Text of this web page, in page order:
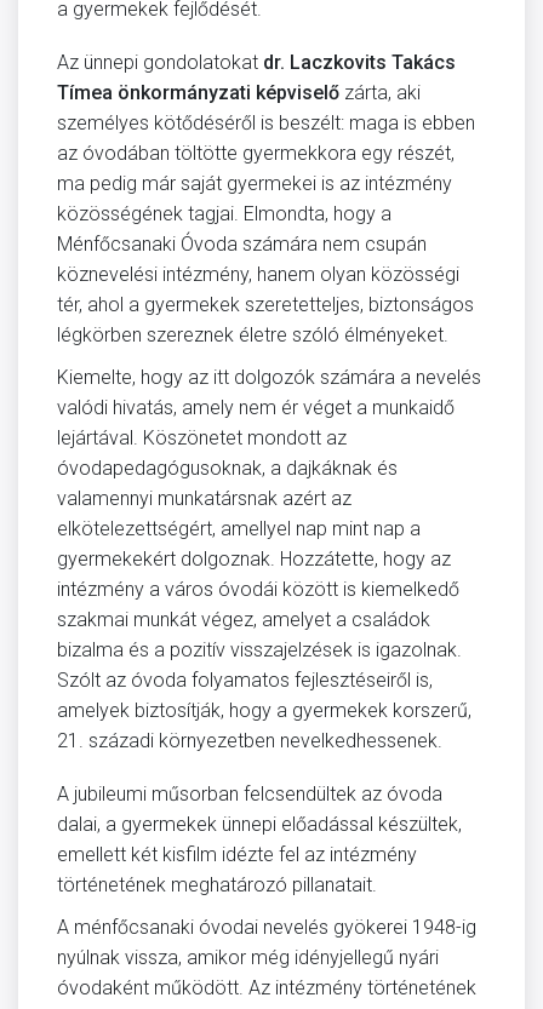
a gyermekek fejlődését.
Az ünnepi gondolatokat dr. Laczkovits Takács
Tímea önkormányzati képviselő zárta, aki
személyes kötődéséről is beszélt: maga is ebben
az óvodában töltötte gyermekkora egy részét,
ma pedig már saját gyermekei is az intézmény
közösségének tagjai. Elmondta, hogy a
Ménfőcsanaki Óvoda számára nem csupán
köznevelési intézmény, hanem olyan közösségi
tér, ahol a gyermekek szeretetteljes, biztonságos
légkörben szereznek életre szóló élményeket.
Kiemelte, hogy az itt dolgozók számára a nevelés
valódi hivatás, amely nem ér véget a munkaidő
lejártával. Köszönetet mondott az
óvodapedagógusoknak, a dajkáknak és
valamennyi munkatársnak azért az
elkötelezettségért, amellyel nap mint nap a
gyermekekért dolgoznak. Hozzátette, hogy az
intézmény a város óvodái között is kiemelkedő
szakmai munkát végez, amelyet a családok
bizalma és a pozitív visszajelzések is igazolnak.
Szólt az óvoda folyamatos fejlesztéseiről is,
amelyek biztosítják, hogy a gyermekek korszerű,
21. századi környezetben nevelkedhessenek.
A jubileumi műsorban felcsendültek az óvoda
dalai, a gyermekek ünnepi előadással készültek,
emellett két kisfilm idézte fel az intézmény
történetének meghatározó pillanatait.
A ménfőcsanaki óvodai nevelés gyökerei 1948-ig
nyúlnak vissza, amikor még idényjellegű nyári
óvodaként működött. Az intézmény történetének